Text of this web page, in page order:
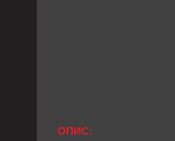
ОПИС: